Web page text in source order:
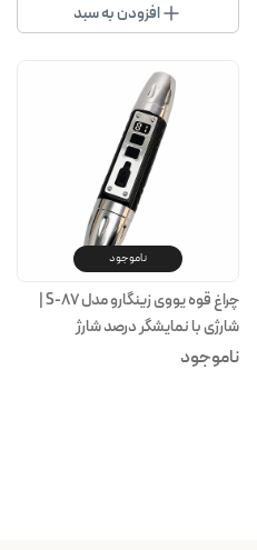
افزودن به سبد
ناموجود
چراغ قوه یووی زینگارو مدل S-87 |
شارژی با نمایشگر درصد شارژ
ناموجود